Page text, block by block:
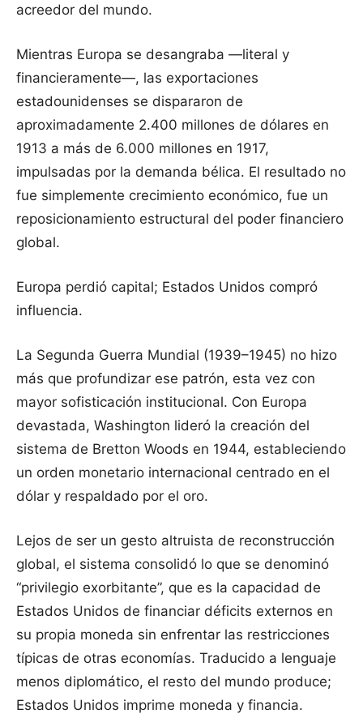
acreedor del mundo.
Mientras Europa se desangraba —literal y
financieramente—, las exportaciones
estadounidenses se dispararon de
aproximadamente 2.400 millones de dólares en
1913 a más de 6.000 millones en 1917,
impulsadas por la demanda bélica. El resultado no
fue simplemente crecimiento económico, fue un
reposicionamiento estructural del poder financiero
global.
Europa perdió capital; Estados Unidos compró
influencia.
La Segunda Guerra Mundial (1939–1945) no hizo
más que profundizar ese patrón, esta vez con
mayor sofisticación institucional. Con Europa
devastada, Washington lideró la creación del
sistema de Bretton Woods en 1944, estableciendo
un orden monetario internacional centrado en el
dólar y respaldado por el oro.
Lejos de ser un gesto altruista de reconstrucción
global, el sistema consolidó lo que se denominó
“privilegio exorbitante”, que es la capacidad de
Estados Unidos de financiar déficits externos en
su propia moneda sin enfrentar las restricciones
típicas de otras economías. Traducido a lenguaje
menos diplomático, el resto del mundo produce;
Estados Unidos imprime moneda y financia.